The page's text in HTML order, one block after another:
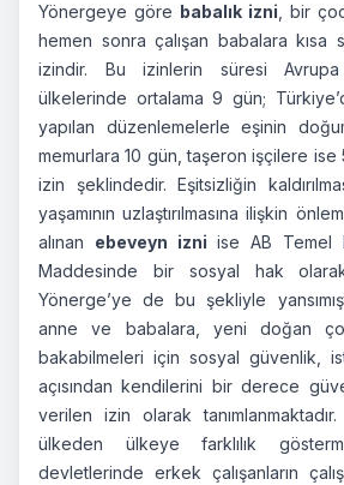
Yönergeye göre babalık izni , bir
hemen sonra çalışan babalara kısa
izindir. Bu izinlerin süresi
ülkelerinde ortalama 9 gün;
yapılan düzenlemelerle eşinin
memurlara 10 gün, taşeron işçilere
izin şeklindedir. Eşitsizliğin
yaşamının uzlaştırılmasına ilişkin
alınan ebeveyn izni ise AB Temel
Maddesinde bir sosyal hak
Yönerge’ye de bu şekliyle
anne ve babalara, yeni doğan
bakabilmeleri için sosyal güvenlik,
açısından kendilerini bir derece
verilen izin olarak
ülkeden ülkeye farklılık
devletlerinde erkek çalışanların